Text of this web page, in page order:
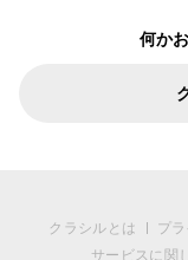
何か
クラシルとは プ
サービスに関